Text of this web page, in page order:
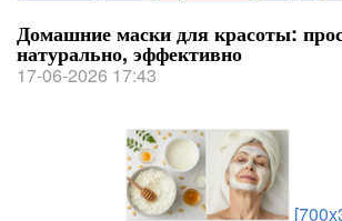
Домашние маски для красоты:
натурально, эффективно
17-06-2026 17:43